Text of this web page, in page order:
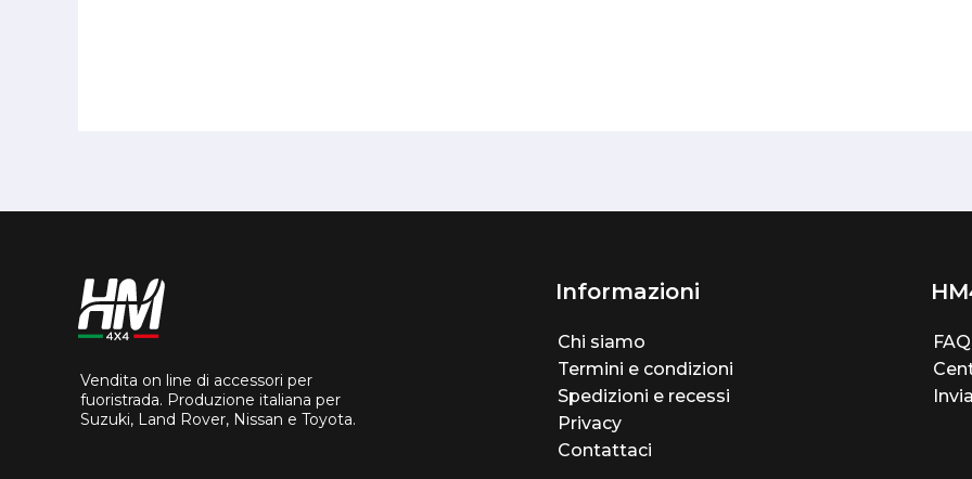
Vendita on line di accessori per
fuoristrada. Produzione italiana per
Suzuki, Land Rover, Nissan e Toyota.
Informazioni
Chi siamo
Termini e condizioni
Spedizioni e recessi
Privacy
Contattaci
FAQ